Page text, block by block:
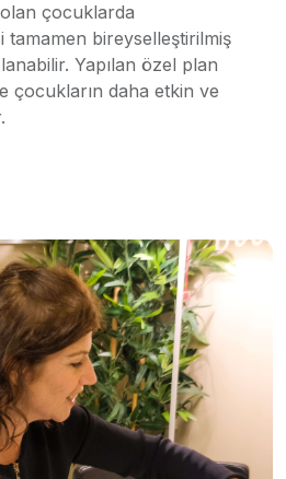
çocuklarda
tamamen bireyselleştirilmiş
Yapılan özel plan
çocukların daha etkin ve